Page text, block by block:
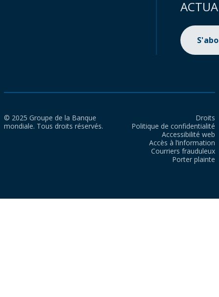
© 2025 Groupe de la Banque
mondiale. Tous droits réservés.
Droits
Politique de confidentialité
Accessibilité web
Accès à l’information
Courriers frauduleux
Porter plainte